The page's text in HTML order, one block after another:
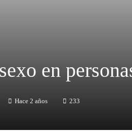
en
Hace 2 años 233